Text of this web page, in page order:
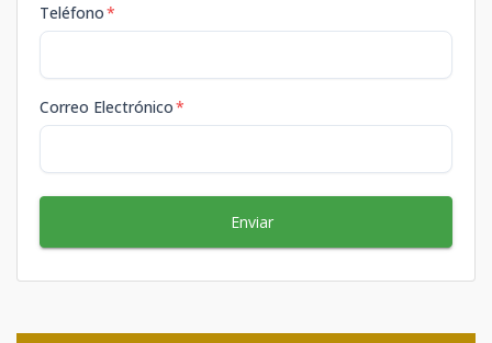
Teléfono*
Correo Electrónico*
Enviar